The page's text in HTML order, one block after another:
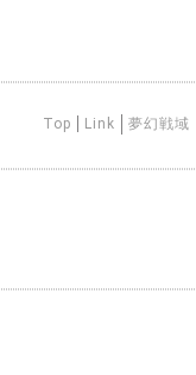
Top Link 夢幻戦域